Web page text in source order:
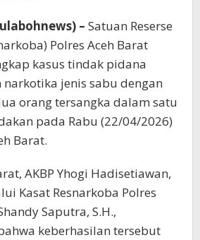
– Satuan Reserse
Polres Aceh Barat
kasus tindak pidana
jenis sabu dengan
orang tersangka dalam satu
pada Rabu (22/04/2026)
Barat.
AKBP Yhogi Hadisetiawan,
Kasat Resnarkoba Polres
Saputra, S.H.,
keberhasilan tersebut